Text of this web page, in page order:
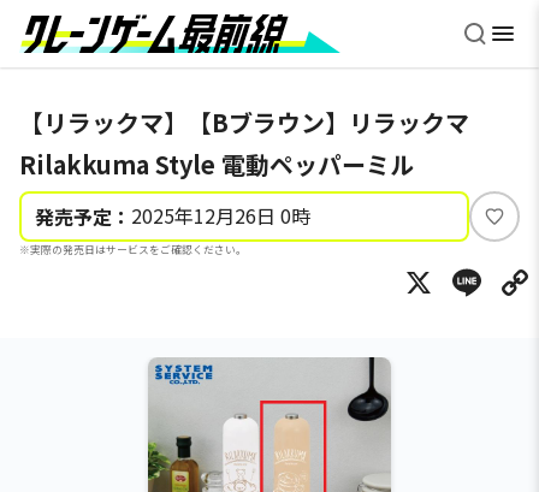
【リラックマ】【Bブラウン】リラックマ
Rilakkuma Style 電動ペッパーミル
発売予定： 2025年12月26日 0時
※実際の発売日はサービスをご確認ください。
い
ね
X